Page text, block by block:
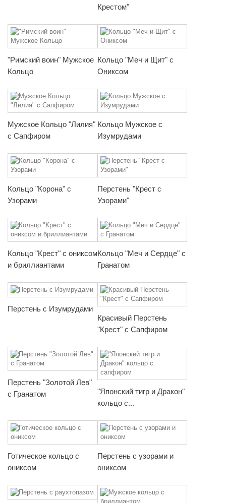
Крестом"
"Римский воин" Мужское
Кольцо
Кольцо "Меч и Щит" с
Ониксом
Мужское Кольцо "Лилия"
с Сапфиром
Кольцо Мужское с
Изумрудами
Кольцо "Корона" с
Узорами
Перстень "Крест с
Узорами"
Кольцо "Крест" с ониксом
и бриллиантами
Кольцо "Меч и Сердце" с
Гранатом
Перстень с Изумрудами
Красивый Перстень
"Крест" с Сапфиром
Перстень "Золотой Лев"
с Гранатом
"Японский тигр и Дракон"
кольцо с...
Готическое кольцо с
ониксом
Перстень с узорами и
ониксом